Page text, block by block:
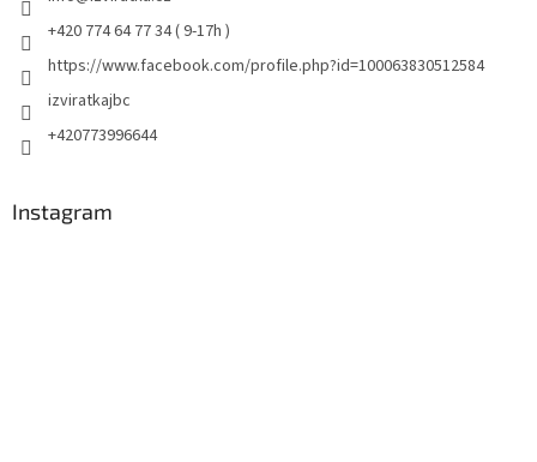
+420 774 64 77 34 ( 9-17h )
https://www.facebook.com/profile.php?id=100063830512584
izviratkajbc
+420773996644
Instagram